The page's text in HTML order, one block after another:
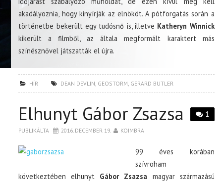
akadályoznia, hogy kinyírják az elnököt. A pótforgatás során a
történetbe bekerült egy tudósnő is, illetve Katheryn Winnick
kikerült a filmből, az általa megformált karaktert más
színésznővel játszatták el újra.
HÍR DEAN DEVLIN GEOSTORM GERARD BUTLER
1
Elhunyt Gábor Zsazsa
PUBLIKÁLTA 2016. DECEMBER 19. KOIMBRA
99 éves korában
szívroham
következtében elhunyt Gábor Zsazsa magyar származású